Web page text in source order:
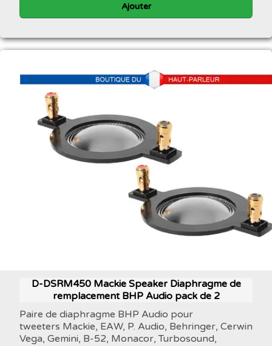
Ajouter
D-DSRM450 Mackie Speaker Diaphragme de
remplacement BHP Audio pack de 2
Paire de diaphragme BHP Audio pour
tweeters Mackie, EAW, P. Audio, Behringer, Cerwin
Vega, Gemini, B-52, Monacor, Turbosound,